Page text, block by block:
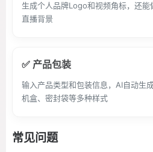
生成个人品牌Logo和视频角标，还
直播背景
✅ 产品包装
输入产品类型和包装信息，AI自动生
机盒、密封袋等多种样式
常见问题